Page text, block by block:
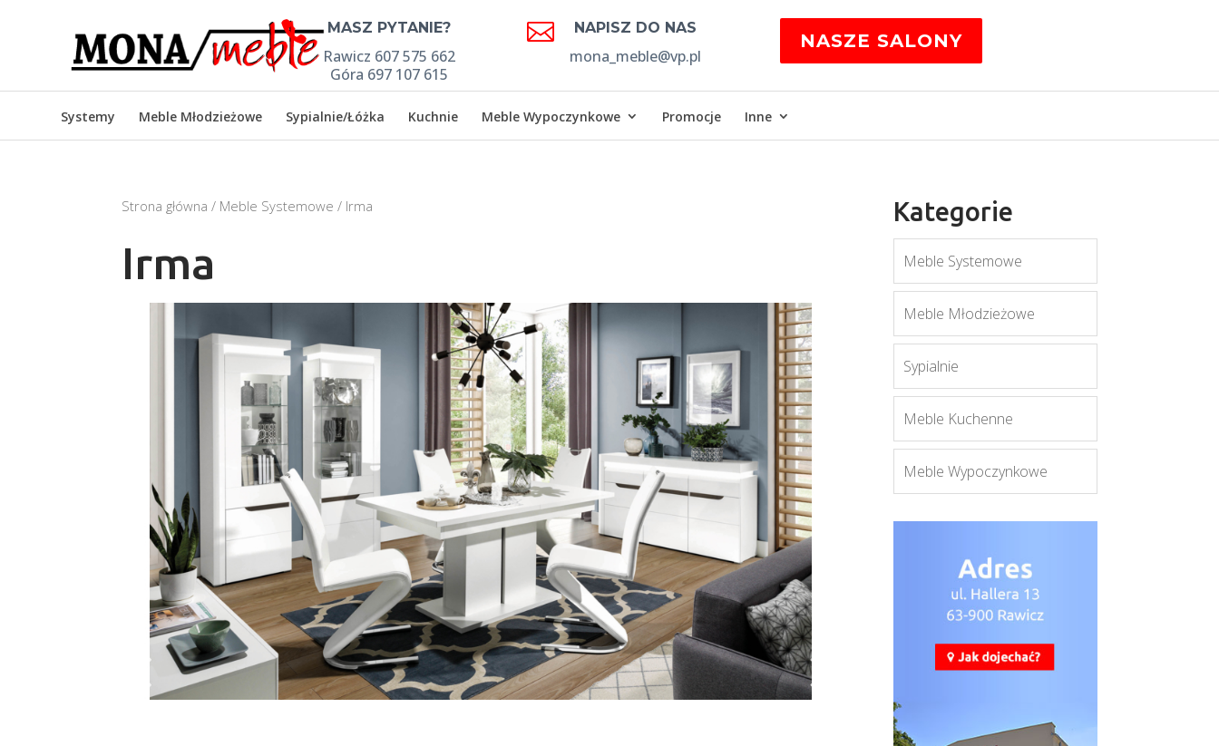
 MASZ PYTANIE?
Rawicz 607 575 662
Góra 697 107 615
 NAPISZ DO NAS
mona_meble@vp.pl
NASZE SALONY
Systemy Meble Młodzieżowe Sypialnie/Łóżka Kuchnie Meble Wypoczynkowe Promocje Inne
Strona główna / Meble Systemowe / Irma
Irma
Kategorie
Meble Systemowe
Meble Młodzieżowe
Sypialnie
Meble Kuchenne
Meble Wypoczynkowe